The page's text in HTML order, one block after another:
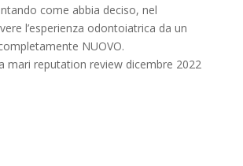
come abbia deciso, nel
l’esperienza odontoiatrica da un
NUOVO.